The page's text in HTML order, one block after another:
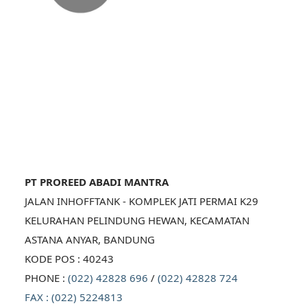
PT PROREED ABADI MANTRA
JALAN INHOFFTANK - KOMPLEK JATI PERMAI K29
KELURAHAN PELINDUNG HEWAN, KECAMATAN
ASTANA ANYAR, BANDUNG
KODE POS : 40243
PHONE : (022) 42828 696 / (022) 42828 724
FAX : (022) 5224813